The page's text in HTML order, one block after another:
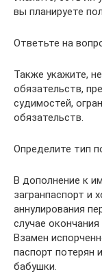
вы планируете
Ответьте на
Также укажите,
обязательств,
судимостей,
обязательств.
Определите тип
В дополнение к
загранпаспорт и
аннулирования
случае
Взамен
паспорт потерян
бабушки.